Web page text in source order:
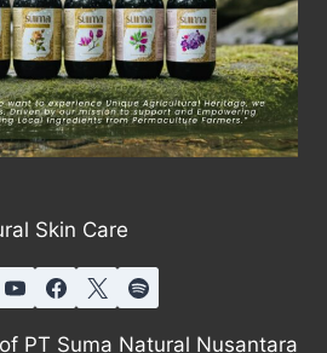
Skin Care
PT Suma Natural Nusantara